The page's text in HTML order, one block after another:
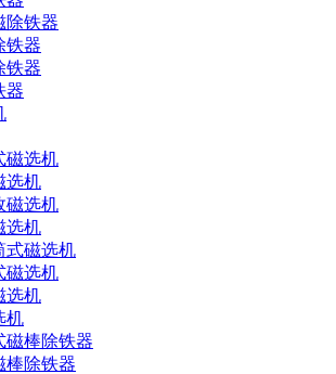
铁器
器
选机
选机
磁选机
机
棒除铁器